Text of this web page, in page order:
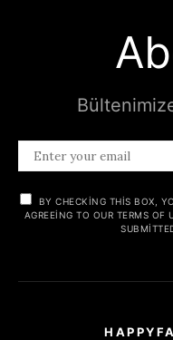
BY CHECKING THIS BOX,
AGREEING TO OUR TERMS OF